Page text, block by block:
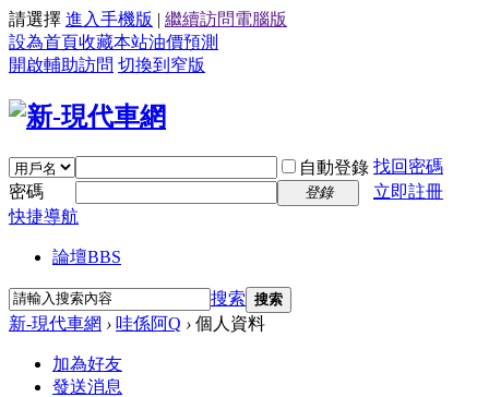
請選擇 進入手機版 | 繼續訪問電腦版
設為首頁收藏本站油價預測
開啟輔助訪問 切換到窄版
自動登錄 找回密碼
密碼
登錄
立即註冊
快捷導航
論壇BBS
搜索 搜索
新-現代車網 › 哇係阿Q › 個人資料
加為好友
發送消息